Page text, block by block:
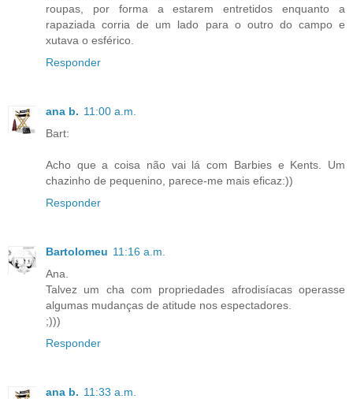
roupas, por forma a estarem entretidos enquanto a
rapaziada corria de um lado para o outro do campo e
xutava o esférico.
Responder
ana b. 11:00 a.m.
Bart:
Acho que a coisa não vai lá com Barbies e Kents. Um
chazinho de pequenino, parece-me mais eficaz:))
Responder
Bartolomeu 11:16 a.m.
Ana.
Talvez um cha com propriedades afrodisíacas operasse
algumas mudanças de atitude nos espectadores.
;)))
Responder
ana b. 11:33 a.m.